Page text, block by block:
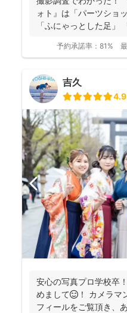
ォト』は「パーツショ
「ふにゃっとした足」
予約承諾率： 81%
吉久
4.9
安心の写真プロ学校卒
めまして😊！ カメラマ
フィールをご覧頂き、